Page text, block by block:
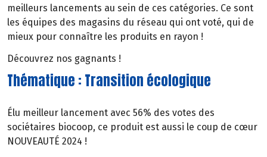
meilleurs lancements au sein de ces catégories. Ce sont
les équipes des magasins du réseau qui ont voté, qui de
mieux pour connaître les produits en rayon !
Découvrez nos gagnants !
Thématique : Transition écologique
Élu meilleur lancement avec 56% des votes des
sociétaires biocoop, ce produit est aussi le​ coup de cœur
NOUVEAUTÉ 2024 !